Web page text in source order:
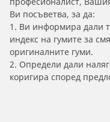
Ви посъветва, за да:
1. Ви информира дали
индекс на гумите за
оригиналните гуми.
2. Определи дали
коригира според